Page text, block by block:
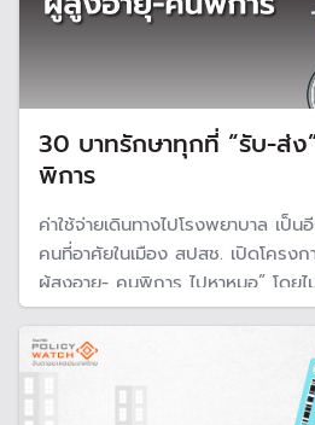
30 บาทรักษาทุกที่ “รับ-ส่
พิการ
ค่าใช้จ่ายเดินทางไปโรงพยาบาล เ
คนที่อาศัยในเมือง สปสช. เปิดโครงก
ผู้สูงอายุ- คนพิการ ไปหาหมอ” โดยไ
พื้นที่ กทม. ตั้งแต่วันนี้ไปจนถึงสิ้นปี